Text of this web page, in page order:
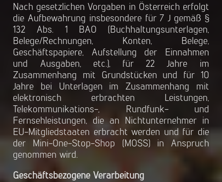
Nach gesetzlichen Vorgaben in Österreich erfolgt
die Aufbewahrung insbesondere für 7 J gemäß §
132 Abs. 1 BAO (Buchhaltungsunterlagen,
Belege/Rechnungen, Konten, Belege,
Geschäftspapiere, Aufstellung der Einnahmen
und Ausgaben, etc.), für 22 Jahre im
Zusammenhang mit Grundstücken und für 10
Jahre bei Unterlagen im Zusammenhang mit
elektronisch erbrachten Leistungen,
Telekommunikations-, Rundfunk- und
Fernsehleistungen, die an Nichtunternehmer in
EU-Mitgliedstaaten erbracht werden und für die
der Mini-One-Stop-Shop (MOSS) in Anspruch
genommen wird.
Geschäftsbezogene Verarbeitung